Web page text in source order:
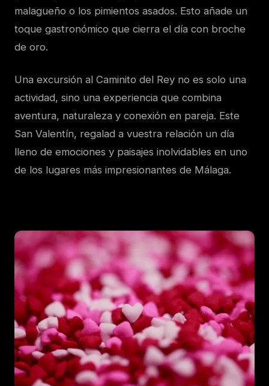
malagueño o los pimientos asados. Esto añade un
toque gastronómico que cierra el día con broche
de oro.
Una excursión al Caminito del Rey no es solo una
actividad, sino una experiencia que combina
aventura, naturaleza y conexión en pareja. Este
San Valentín, regalad a vuestra relación un día
lleno de emociones y paisajes inolvidables en uno
de los lugares más impresionantes de Málaga.